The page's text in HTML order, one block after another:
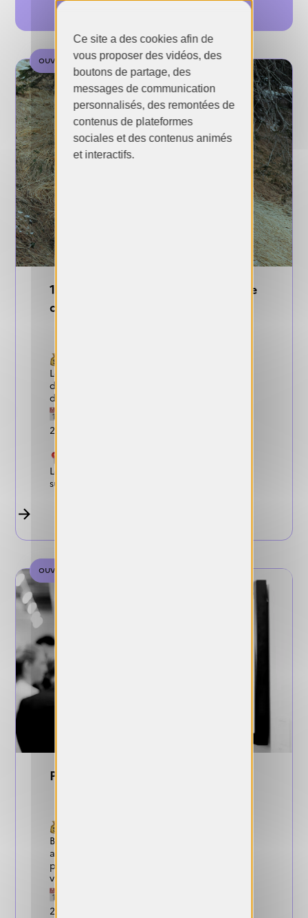
ouverte
15ème édition du Prix Focale - Ville
de Nyon 2026
Le lauréat se voit ainsi offrir un lieu
d’exposition et un soutien à la production
d’une valeur de CHF 7’000.
2026
Le Prix est ouvert à tous les photographes
suisses ou étrangers, sans distinction d’âge.
ouverte
Prix Eurazeo 2026
Bourse de 20 000 euros et un
accompagnement sur mesure pour la
production de son projet et sa mise en
visibilité.
2026
Ce site a des cookies afin de
vous proposer des vidéos, des
boutons de partage, des
messages de communication
personnalisés, des remontées de
contenus de plateformes
sociales et des contenus animés
et interactifs.